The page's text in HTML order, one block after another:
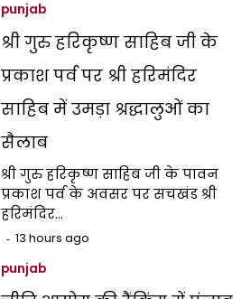
punjab
श्री गुरु हरिकृष्ण साहिब जी के
प्रकाश पर्व पर श्री हरिमंदिर
साहिब में उमड़ा श्रद्धालुओं का
सैलाब
श्री गुरु हरिकृष्ण साहिब जी के पावन
प्रकाश पर्व के अवसर पर सचखंड श्री
हरिमंदिर…
13 hours ago
punjab